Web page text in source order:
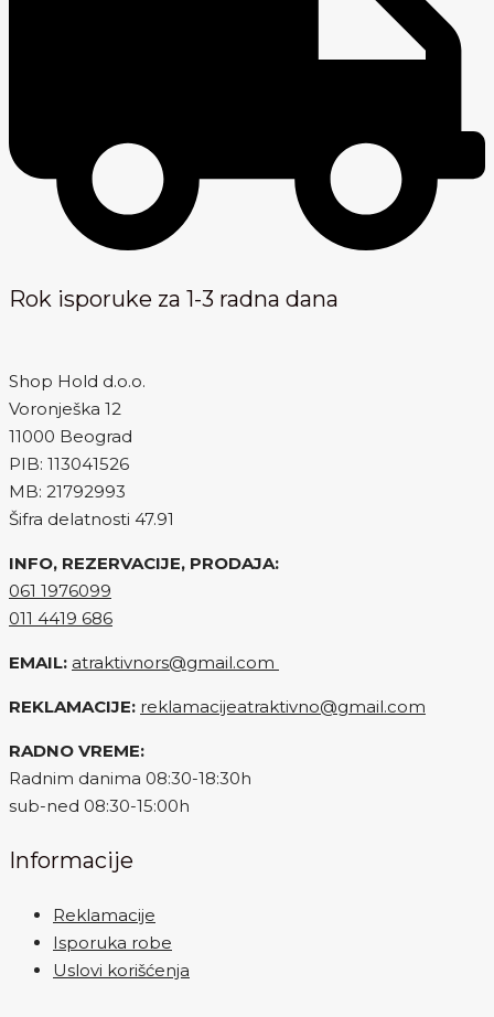
Rok isporuke za 1-3 radna dana
Shop Hold d.o.o.
Voronješka 12
11000 Beograd
PIB: 113041526
MB: 21792993
Šifra delatnosti 47.91
INFO, REZERVACIJE, PRODAJA:
061 1976099
011 4419 686
EMAIL: atraktivnors@gmail.com
REKLAMACIJE: reklamacijeatraktivno@gmail.com
RADNO VREME:
Radnim danima 08:30-18:30h
sub-ned 08:30-15:00h
Informacije
Reklamacije
Isporuka robe
Uslovi korišćenja